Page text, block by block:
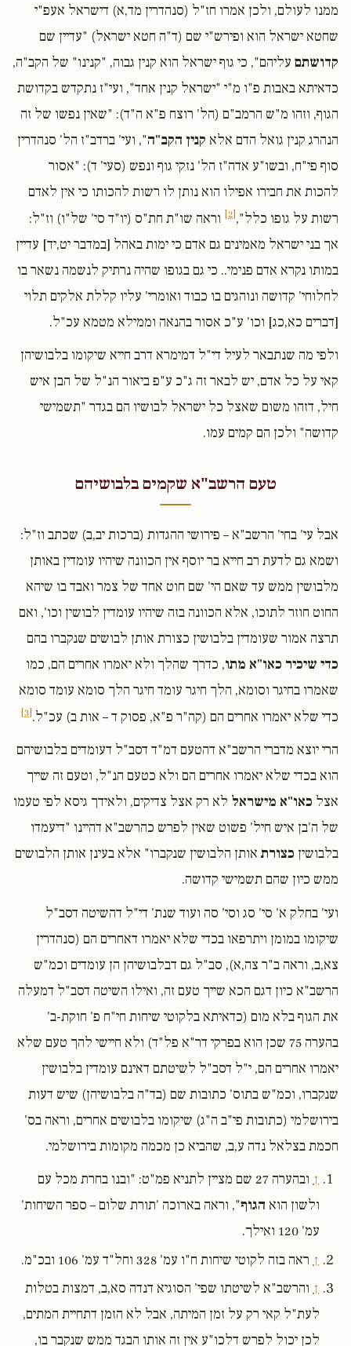
ממנו לעולם, ולכן אמרו חז"ל (סנהדרין מד,א) דישראל אעפ"י
שחטא ישראל הוא ופירש"י שם (ד"ה חטא ישראל) "עדיין שם
קדושתם עליהם", כי גוף ישראל הוא קנין גבוה, "קנינו" של הקב"ה,
כדאיתא באבות פ"ו מ"י "ישראל קנין אחד", ועי"ז נתקדש בקדושת
הגוף, וזהו מ"ש הרמב"ם (הל' רוצח פ"א ה"ד): "שאין נפשו של זה
הנהרג קנין גואל הדם אלא קנין הקב"ה", ועי' ברדב"ז הל' סנהדרין
סוף פי"ח, ובשו"ע אדה"ז הל' נזקי גוף ונפש (סעי' ד): "אסור
להכות את חבירו אפילו הוא נותן לו רשות להכותו כי אין לאדם
רשות על גופו כלל",[2]
וראה שו"ת חת"ס (יו"ד סי' של"ו) וז"ל:
אך בני ישראל מאמינים גם אדם כי ימות באהל [במדבר יט,יד] עדיין
במותו נקרא אדם פנימי.. כי גם בגופו שהיה נרתיק לנשמה נשאר בו
לחלוחי' קדושה ונוהגים בו כבוד ואומרי' עליו קללת אלקים תלוי
[דברים כא,כג] וכו' ע"כ אסור בהנאה וממילא מטמא עכ"ל.
ולפי מה שנתבאר לעיל די"ל דמימרא דרב חייא שיקומו בלבושיהן
קאי על כל אדם, יש לבאר זה ג"כ ע"פ ביאור הנ"ל של הבן איש
חיל, דזהו משום שאצל כל ישראל לבושיו הם בגדר "תשמישי
קדושה" ולכן הם קמים עמו.
טעם הרשב"א שקמים בלבושיהם
אבל עי' בחי' הרשב"א – פירושי ההגדות (ברכות יב,ב) שכתב וז"ל:
ושמא גם לדעת רב חייא בר יוסף אין הכוונה שיהיו עומדין באותן
מלבושין ממש עד שאם הי' שם חוט אחד של צמר ואבד בו שיהא
החוט חוזר לתוכו, אלא הכוונה בזה שיהיו עומדין לבושין וכו', ואם
תרצה אמור שעומדין בלבושין כצורת אותן לבושים שנקברו בהם
כדי שיכיר כאו"א מתו, כדרך שהלך ולא יאמרו אחרים הם, כמו
שאמרו בחיגר וסומא, הלך חיגר עומד חיגר הלך סומא עומד סומא
כדי שלא יאמרו אחרים הם (קה"ר פ"א, פסוק ד – אות ב) עכ"ל.[3]
הרי יוצא מדברי הרשב"א דהטעם דמ"ד דסב"ל דעומדים בלבושיהם
הוא בכדי שלא יאמרו אחרים הם ולא כטעם הנ"ל, וטעם זה שייך
אצל כאו"א מישראל לא רק אצל צדיקים, ולאידך גיסא לפי טעמו
של ה'בן איש חיל' פשוט שאין לפרש כהרשב"א דהיינו "דיעמדו
בלבושין כצורת אותן הלבושין שנקברו" אלא בעינן אותן הלבושים
ממש כיון שהם תשמישי קדושה.
ועי' בחלק א' סי' סג וסי' סה ועוד שנת' די"ל דהשיטה דסב"ל
שיקומו במומן ויתרפאו בכדי שלא יאמרו דאחרים הם (סנהדרין
צא,ב, וראה ב"ר צה,א), סב"ל גם דבלבושיהן הן עומדים וכמ"ש
הרשב"א כיון דגם הכא שייך טעם זה, ואילו השיטה דסב"ל דמעלה
את הגוף בלא מום (כדאיתא בלקוטי שיחות חי"ח פ' חוקת-ב'
בהערה 75 שכן הוא בפרקי דר"א פל"ד) ולא חיישי להך טעם שלא
יאמרו אחרים הם, י"ל דסב"ל לשיטתם דאינם עומדין בלבושין
שנקברו, וכמ"ש בתוס' כתובות שם (בד"ה בלבושיהן) שיש דעות
בירושלמי (כתובות פי"ב ה"ג) שיקומו בלבושים אחרים, וראה בס'
חכמת בצלאל נדה ע,ב, שהביא כן מכמה מקומות בירושלמי.
↑
ובהערה 27 שם מציין לתניא פמ"ט: "ובנו בחרת מכל עם
ולשון הוא הגוף", וראה בארוכה 'תורת שלום – ספר השיחות'
עמ' 120 ואילך.
↑ ראה בזה לקוטי שיחות ח"ו עמ' 328 וחל"ד עמ' 106 ובכ"מ.
↑ והרשב"א לשיטתו שפי' הסוגיא דנדה סא,ב, דמצות בטלות
לעת"ל קאי רק על זמן המיתה, אבל לא הזמן דתחיית המתים,
לכן יכול לפרש דלכו"ע אין זה אותו הבגד ממש שנקבר בו,